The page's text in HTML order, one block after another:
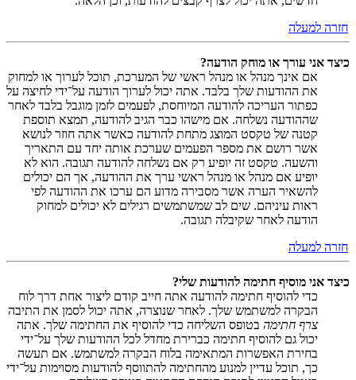
חזרה למעלה
כיצד אני עורך או מוחק הודעה?
אם אינך מנהל או מנהל ראשי של המערכת, תוכל לערוך או למחוק
את ההודעות שלך בלבד. אתה יכול לערוך הודעה על־ידי לחיצה על
כפתור העריכה להודעה המיוחסת, לפעמים לזמן מוגבל בלבד לאחר
שההודעה נשלחה. אם מישהו כבר הגיב להודעה, תמצא תוספת
קטנה של טקסט המוצג מתחת להודעה כאשר אתה חוזר לנושא
אשר רושם את מספר הפעמים שערכת אותה יחד עם התאריך
והשעה. טקסט זה יופיע רק אם נשלחה להודעה תגובה. הוא לא
יופיע אם מנהל או מנהל ראשי ערך את ההודעה, אך הם יכולים
להשאיר הערה אשר מסבירה מדוע הם ערכו את ההודעה לפי
ראות עיניהם. שים לב שמשתמשים רגילים לא יכולים למחוק
הודעה לאחר שקיבלה תגובה.
חזרה למעלה
כיצד אני מוסיף חתימה להודעות שלי?
כדי להוסיף חתימה להודעה אתה חייב קודם ליצור אחת דרך לוח
הבקרה למשתמש שלך. לאחר שנוצרה, אתה יכול לסמן את התיבה
צרף חתימה בטופס השליחה כדי להוסיף את החתימה שלך. אתה
יכול גם להוסיף חתימה כברירת מחדל לכל ההודעות שלך על־ידי
בחירת האפשרות המתאימה בלוח הבקרה למשתמש. אם תעשה
כך, תוכל עדיין למנוע מהחתימה להתווסף להודעות מסוימות על־ידי